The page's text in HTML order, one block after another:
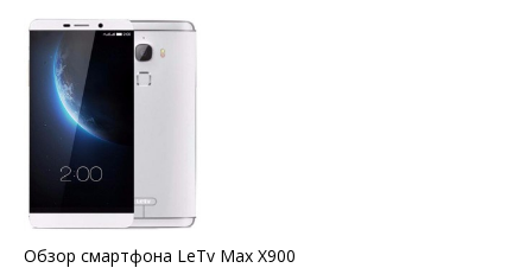
Обзор смартфона LeTv Max X900